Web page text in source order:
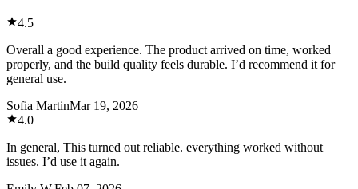
4.5
Overall a good experience. The product arrived on time, worked
properly, and the build quality feels durable. I’d recommend it for
general use.
Sofia MartinMar 19, 2026
4.0
In general, This turned out reliable. everything worked without
issues. I’d use it again.